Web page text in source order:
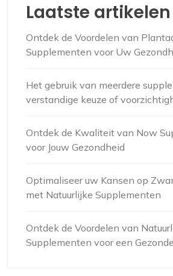
Laatste artikelen
Ontdek de Voordelen van
Supplementen voor Uw
Het gebruik van meerdere
verstandige keuze of
Ontdek de Kwaliteit van Now
voor Jouw Gezondheid
Optimaliseer uw Kansen op
met Natuurlijke Supplementen
Ontdek de Voordelen van
Supplementen voor een